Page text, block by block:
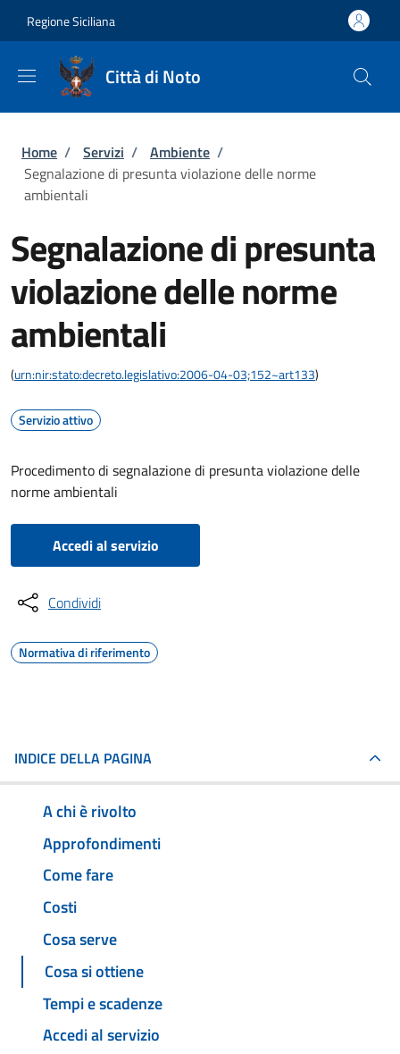
Regione Siciliana
Città di Noto
Briciole di pane
Home / Servizi / Ambiente /
Segnalazione di presunta violazione delle norme
ambientali
Segnalazione di presunta
violazione delle norme
ambientali
(urn:nir:stato:decreto.legislativo:2006-04-03;152~art133)
Servizio attivo
Procedimento di segnalazione di presunta violazione delle
norme ambientali
Accedi al servizio
Condividi
Normativa di riferimento
INDICE DELLA PAGINA
A chi è rivolto
Approfondimenti
Come fare
Costi
Cosa serve
Cosa si ottiene
Tempi e scadenze
Accedi al servizio